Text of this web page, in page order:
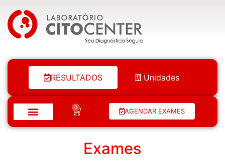
Laboratório Citocenter
RESULTADOS Unidades
0 AGENDAR EXAMES
Exames